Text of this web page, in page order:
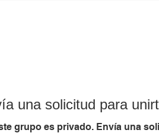
una solicitud para
grupo es privado. Envía una